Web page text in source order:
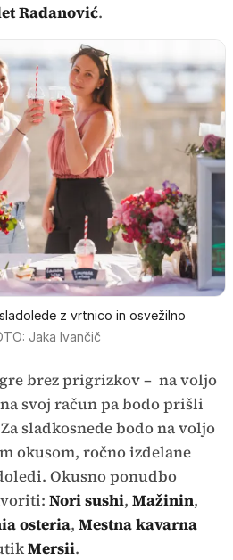
Radanović.
z vrtnico in osvežilno
Jaka Ivančič
brez prigrizkov – na voljo
svoj račun pa bodo prišli
sladkosnede bodo na voljo
okusom, ročno izdelane
Okusno ponudbo
Nori sushi, Mažinin,
osteria, Mestna kavarna
Mersii.